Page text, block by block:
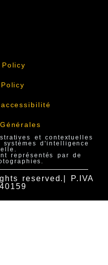
et contextuelles
d'intelligence
représentés par de
reserved.| P.IVA